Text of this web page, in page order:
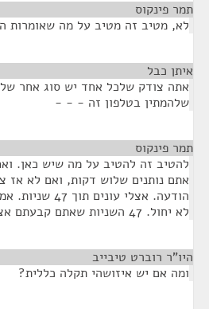
תמר פינקוס
לא, מטיב זה מטיב על מה שאומרות
איתן כבל
אתה צודק שלכל אחד יש סוג אחר
שלהמתין בטלפון זה - - -
תמר פינקוס
להטיב זה להטיב על מה שיש כאן.
אתם נותנים שלוש דקות, ואם לא אז
הודעה. אצלי
לא יחול. 47 השניות שאתם קבעתם אצלכם מטיבות.
היו"ר רוברט טיבייב
ומה אם יש איזושהי תקלה כללית?